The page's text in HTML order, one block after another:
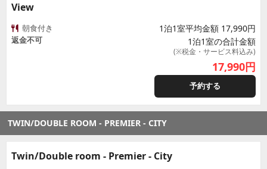
View
朝食付き
返金不可
1泊1室平均金額 17,990円
1泊1室の合計金額
(※税金・サービス料込み)
17,990円
予約する
TWIN/DOUBLE ROOM - PREMIER - CITY
Twin/Double room - Premier - City